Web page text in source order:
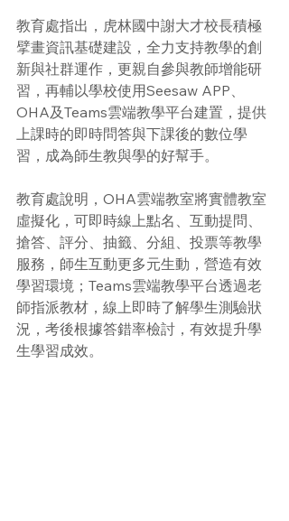
教育處指出，虎林國中謝大才校長積極
擘畫資訊基礎建設，全力支持教學的創
新與社群運作，更親自參與教師增能研
習，再輔以學校使用Seesaw APP、
OHA及Teams雲端教學平台建置，提供
上課時的即時問答與下課後的數位學
習，成為師生教與學的好幫手。
教育處說明，OHA雲端教室將實體教室
虛擬化，可即時線上點名、互動提問、
搶答、評分、抽籤、分組、投票等教學
服務，師生互動更多元生動，營造有效
學習環境；Teams雲端教學平台透過老
師指派教材，線上即時了解學生測驗狀
況，考後根據答錯率檢討，有效提升學
生學習成效。